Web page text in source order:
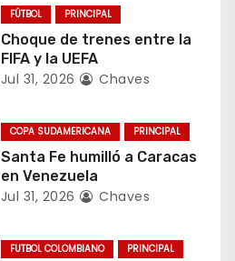
FÚTBOL PRINCIPAL
Choque de trenes entre la
FIFA y la UEFA
Jul 31, 2026 Chaves
COPA SUDAMERICANA PRINCIPAL
Santa Fe humilló a Caracas
en Venezuela
Jul 31, 2026 Chaves
FUTBOL COLOMBIANO PRINCIPAL